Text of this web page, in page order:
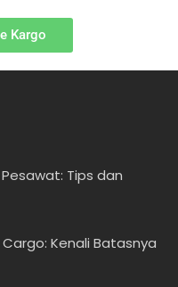
Kargo
Tips dan
Kenali Batasnya